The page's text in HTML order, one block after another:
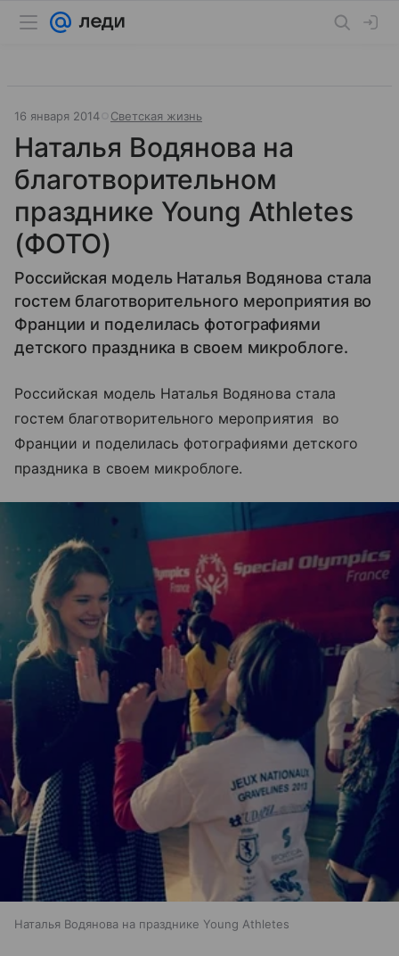
16 января 2014 Светская жизнь
Наталья Водянова на
благотворительном
празднике Young Athletes
(ФОТО)
Российская модель Наталья Водянова стала
гостем благотворительного мероприятия во
Франции и поделилась фотографиями
детского праздника в своем микроблоге.
Российская модель Наталья Водянова стала
гостем благотворительного мероприятия во
Франции и поделилась фотографиями детского
праздника в своем микроблоге.
Наталья Водянова на празднике Young Athletes